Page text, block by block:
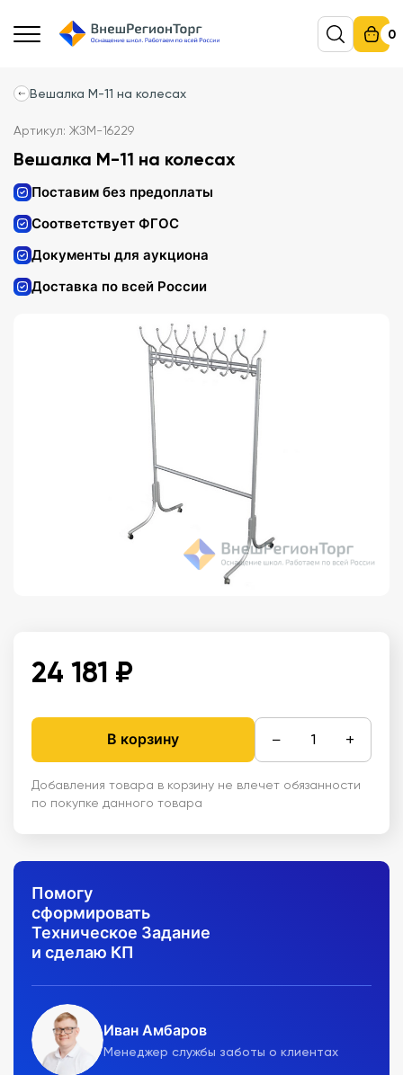
0
Вешалка М-11 на колесах
Артикул: ЖЗМ-16229
Вешалка М-11 на колесах
Поставим без предоплаты
Соответствует ФГОС
Документы для аукциона
Доставка по всей России
24 181 ₽
В корзину − +
Добавления товара в корзину не влечет обязанности
по покупке данного товара
Помогу
сформировать
Техническое Задание
и сделаю КП
Иван Амбаров
Менеджер службы заботы о клиентах